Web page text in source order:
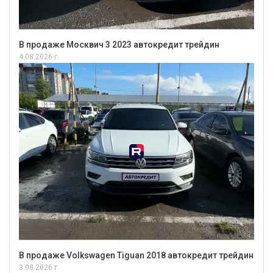
В продаже Москвич 3 2023 автокредит трейдин
4.08.2026 г.
В продаже Volkswagen Tiguan 2018 автокредит трейдин
3.08.2026 г.